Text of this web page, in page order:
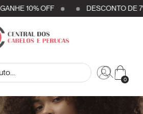
10% OFF DESCONTO DE 7%
0